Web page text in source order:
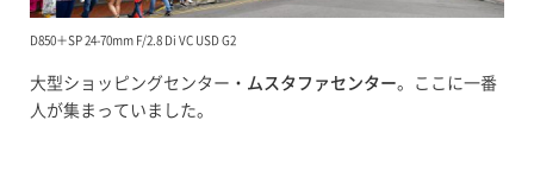
D850＋SP 24-70mm F/2.8 Di VC USD G2
大型ショッピングセンター・ ムスタファセンター。ここに一番
人が集まっていました。